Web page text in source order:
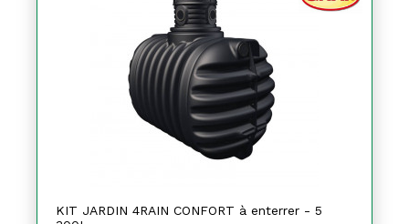
KIT JARDIN 4RAIN CONFORT à enterrer - 5